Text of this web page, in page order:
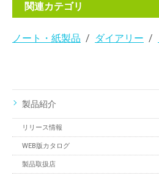
関連カテゴリ
ノート・紙製品 ダイアリー
製品紹介
リリース情報
WEB版カタログ
製品取扱店